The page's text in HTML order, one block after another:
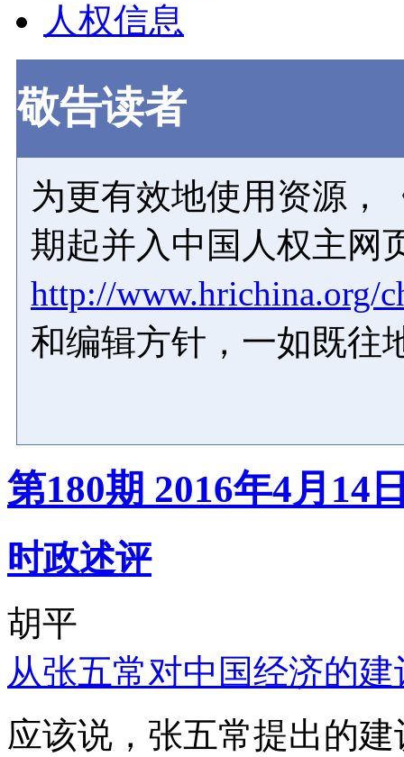
人权信息
敬告读者
为更有效地使用资源，
期起并入中国人权主网
http://www.hrichina.org/
和编辑方针，一如既往
第180期 2016年4月14
时政述评
胡平
从张五常对中国经济的
应该说，张五常提出的